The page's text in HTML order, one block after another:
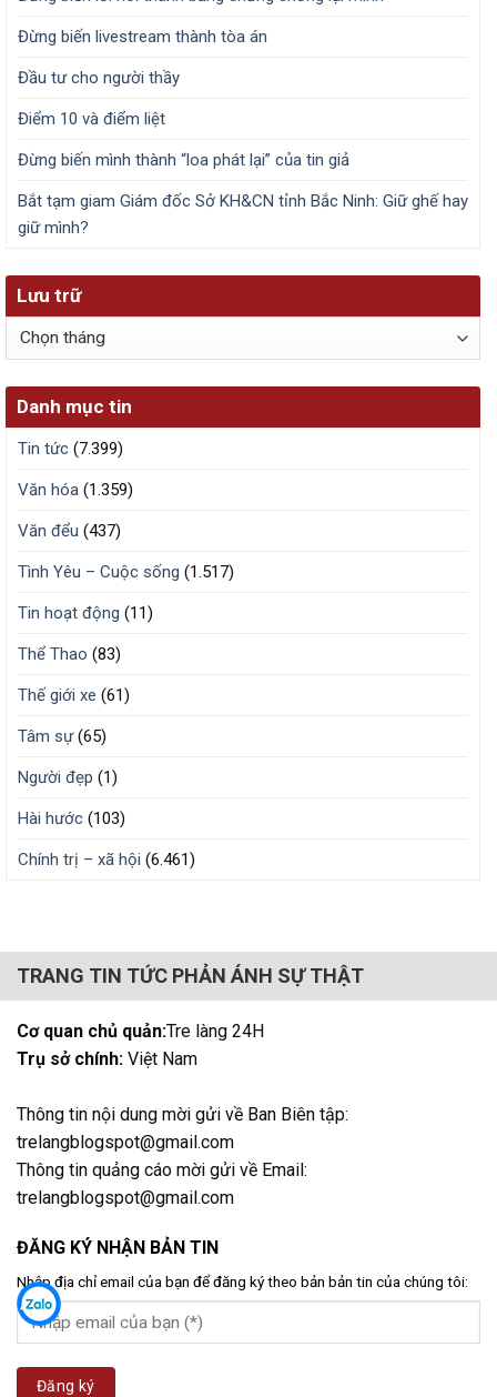
Đừng biến livestream thành tòa án
Đầu tư cho người thầy
Điểm 10 và điểm liệt
Đừng biến mình thành “loa phát lại” của tin giả
Bắt tạm giam Giám đốc Sở KH&CN tỉnh Bắc Ninh: Giữ ghế hay
giữ mình?
Lưu trữ
Lưu
Danh mục tin
Tin tức (7.399)
Văn hóa (1.359)
Văn đểu (437)
Tình Yêu – Cuộc sống (1.517)
Tin hoạt động (11)
Thể Thao (83)
Thế giới xe (61)
Tâm sự(65)
Người đẹp (1)
Hài hước (103)
Chính trị – xã hội (6.461)
TRANG TIN TỨC PHẢN ÁNH SỰ THẬT
Cơ quan chủ quản:Tre làng 24H
Trụ sở chính: Việt Nam
Thông tin nội dung mời gửi về Ban Biên tập:
trelangblogspot@gmail.com
Thông tin quảng cáo mời gửi về Email:
trelangblogspot@gmail.com
ĐĂNG KÝ NHẬN BẢN TIN
Nhập địa chỉ email của bạn để đăng ký theo bản bản tin của chúng tôi: